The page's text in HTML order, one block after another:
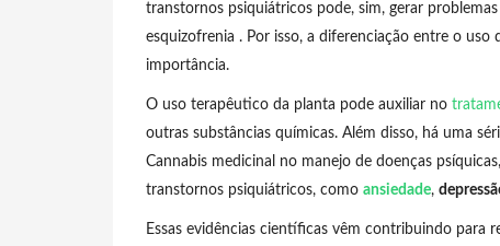
transtornos psiquiátricos pode, sim, gerar
esquizofrenia . Por isso, a diferenciação entre o uso
importância.
O uso terapêutico da planta pode auxiliar no
outras substâncias químicas. Além disso, há uma
Cannabis medicinal no manejo de doenças
transtornos psiquiátricos, como ansiedade,
Essas evidências científicas vêm contribuindo para